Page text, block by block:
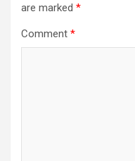
are marked *
Comment *